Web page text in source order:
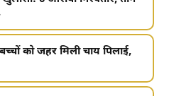
को जहर मिली चाय पिलाई,